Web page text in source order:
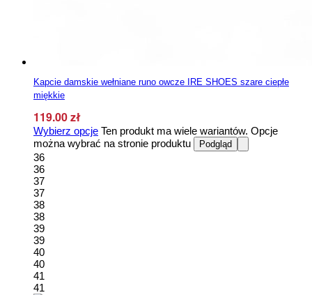
Kapcie damskie wełniane runo owcze IRE SHOES szare ciepłe
miękkie
119.00zł
Wybierz opcje Ten produkt ma wiele wariantów. Opcje
można wybrać na stronie produktu
Podgląd
36
36
37
37
38
38
39
39
40
40
41
41